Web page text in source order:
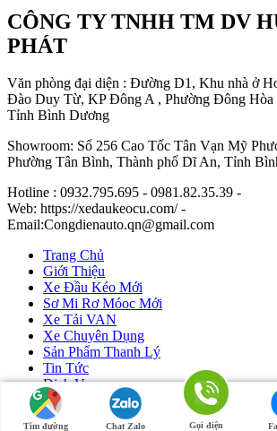
CÔNG TY TNHH TM DV
PHÁT
Văn phòng đại diện : Đường D1, Khu nhà ở
Đào Duy Từ, KP Đông A , Phường Đông Hòa
Tỉnh Bình Dương
Showroom: Số 256 Cao Tốc Tân Vạn Mỹ
Phường Tân Bình, Thành phố Dĩ An, Tỉnh
Hotline : 0932.795.695 - 0981.82.35.39 -
Web: https://xedaukeocu.com/ -
Email:Congdienauto.qn@gmail.com
Tìm đường Chat Zalo Gọi điện
Trang Chủ
Giới Thiệu
Xe Đầu Kéo Mới
Sơ Mi Rơ Móoc Mới
Xe Tải VAN
Xe Chuyên Dụng
Sản Phẩm Thanh Lý
Tin Tức
Dịch Vụ
Liên Hệ